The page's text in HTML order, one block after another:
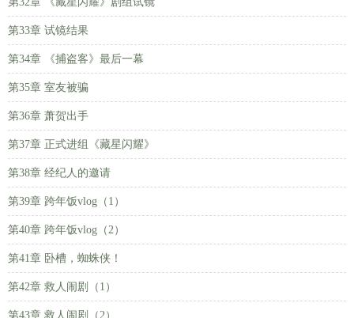
第33章 试镜结果
第34章 《捕盗客》最后一幕
第35章 室友被骗
第36章 萧贺出手
第37章 正式进组《藏星闪耀》
第38章 经纪人的邀请
第39章 跨年饭vlog（1）
第40章 跨年饭vlog（2）
第41章 卧槽，蜘蛛侠！
第42章 救人闹剧（1）
第43章 救人闹剧（2）